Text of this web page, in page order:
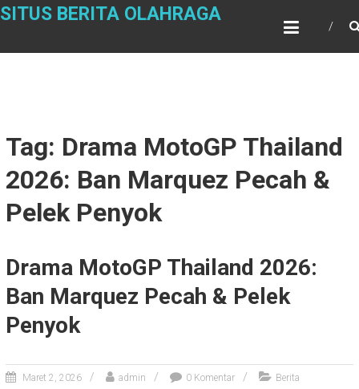
Skip
SITUS BERITA OLAHRAGA
Tag: Drama MotoGP Thailand
2026: Ban Marquez Pecah &
Pelek Penyok
Drama MotoGP Thailand 2026:
Ban Marquez Pecah & Pelek
Penyok
Maret 2, 2026 admin 0 Komentar Berita